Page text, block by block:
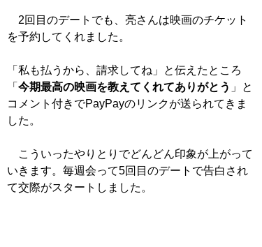
2回目のデートでも、亮さんは映画のチケット
を予約してくれました。
「私も払うから、請求してね」と伝えたところ
「 今期最高の映画を教えてくれてありがとう 」と
コメント付きでPayPayのリンクが送られてきま
した。
こういったやりとりでどんどん印象が上がって
いきます。毎週会って5回目のデートで告白され
て交際がスタートしました。